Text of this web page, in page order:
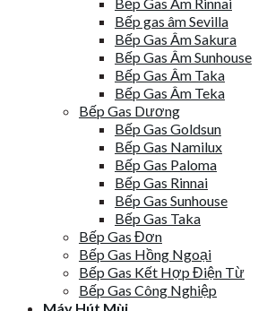
Bếp gas âm Sevilla
Bếp Gas Âm Sakura
Bếp Gas Âm Sunhouse
Bếp Gas Âm Taka
Bếp Gas Âm Teka
Bếp Gas Dương
Bếp Gas Goldsun
Bếp Gas Namilux
Bếp Gas Paloma
Bếp Gas Rinnai
Bếp Gas Sunhouse
Bếp Gas Taka
Bếp Gas Đơn
Bếp Gas Hồng Ngoại
Bếp Gas Kết Hợp Điện Từ
Bếp Gas Công Nghiệp